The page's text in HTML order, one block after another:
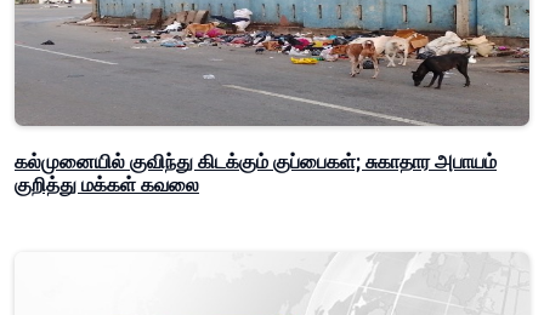
கல்முனையில் குவிந்து கிடக்கும் குப்பைகள்; சுகாதார அபாயம்
குறித்து மக்கள் கவலை